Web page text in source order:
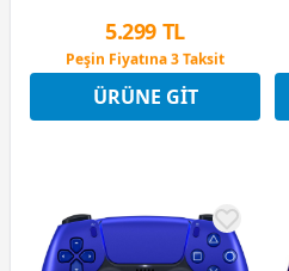
5.299 TL
Peşin Fiyatına 3 Taksit
9 Ay x 736 TL taksitle
Peşin Fiyatına 3 Taksit
ÜRÜNE GIT